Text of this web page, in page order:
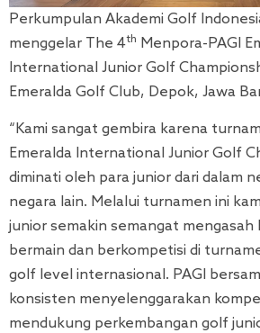
Perkumpulan Akademi Golf
menggelar The 4th Menpora-PAGI
International Junior Golf
Emeralda Golf Club, Depok, Jawa
“Kami sangat gembira karena
Emeralda International Junior Golf
diminati oleh para junior dari dalam
negara lain. Melalui turnamen ini
junior semakin semangat mengasah
bermain dan berkompetisi di
golf level internasional. PAGI
konsisten menyelenggarakan
mendukung perkembangan golf